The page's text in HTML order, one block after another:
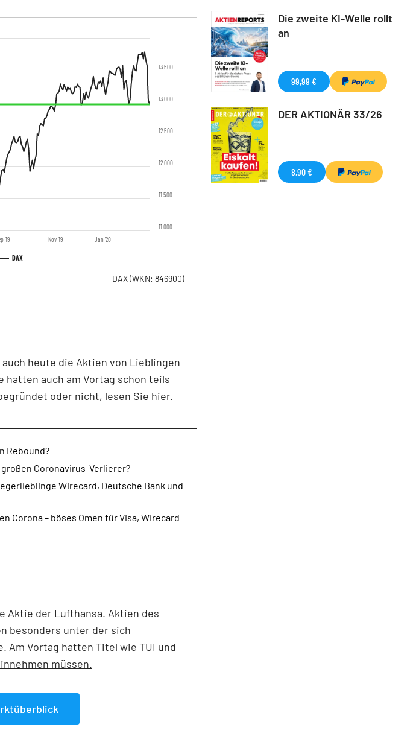
DAX
'19 Nov '19 Jan '20
11.000
11.500
12.000
12.500
13.000
13.500
DAX(WKN: 846900)
heute die Aktien von Lieblingen
hatten auch am Vortag schon teils
oder nicht, lesen Sie hier.
Rebound?
Coronavirus-Verlierer?
Wirecard, Deutsche Bank und
Corona – böses Omen für Visa, Wirecard
Aktie der Lufthansa. Aktien des
besonders unter der sich
Am Vortag hatten Titel wie TUI und
müssen.
Die zweite KI-Welle rollt
an
99,99 €
DER AKTIONÄR 33/26
8,90 €